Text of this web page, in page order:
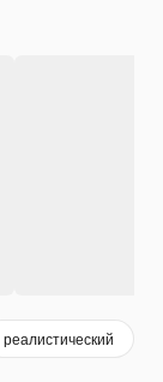
реалистический